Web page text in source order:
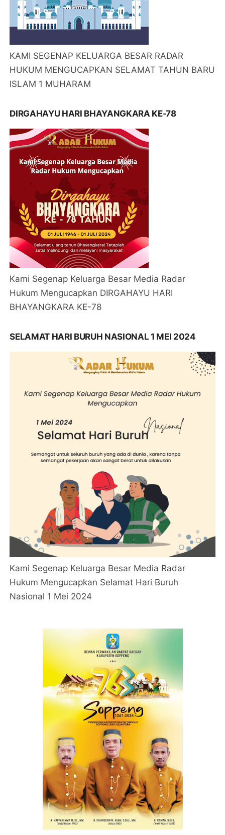
KAMI SEGENAP KELUARGA BESAR RADAR
HUKUM MENGUCAPKAN SELAMAT TAHUN BARU
ISLAM 1 MUHARAM
DIRGAHAYU HARI BHAYANGKARA KE-78
Kami Segenap Keluarga Besar Media Radar
Hukum Mengucapkan DIRGAHAYU HARI
BHAYANGKARA KE-78
SELAMAT HARI BURUH NASIONAL 1 MEI 2024
Kami Segenap Keluarga Besar Media Radar
Hukum Mengucapkan Selamat Hari Buruh
Nasional 1 Mei 2024